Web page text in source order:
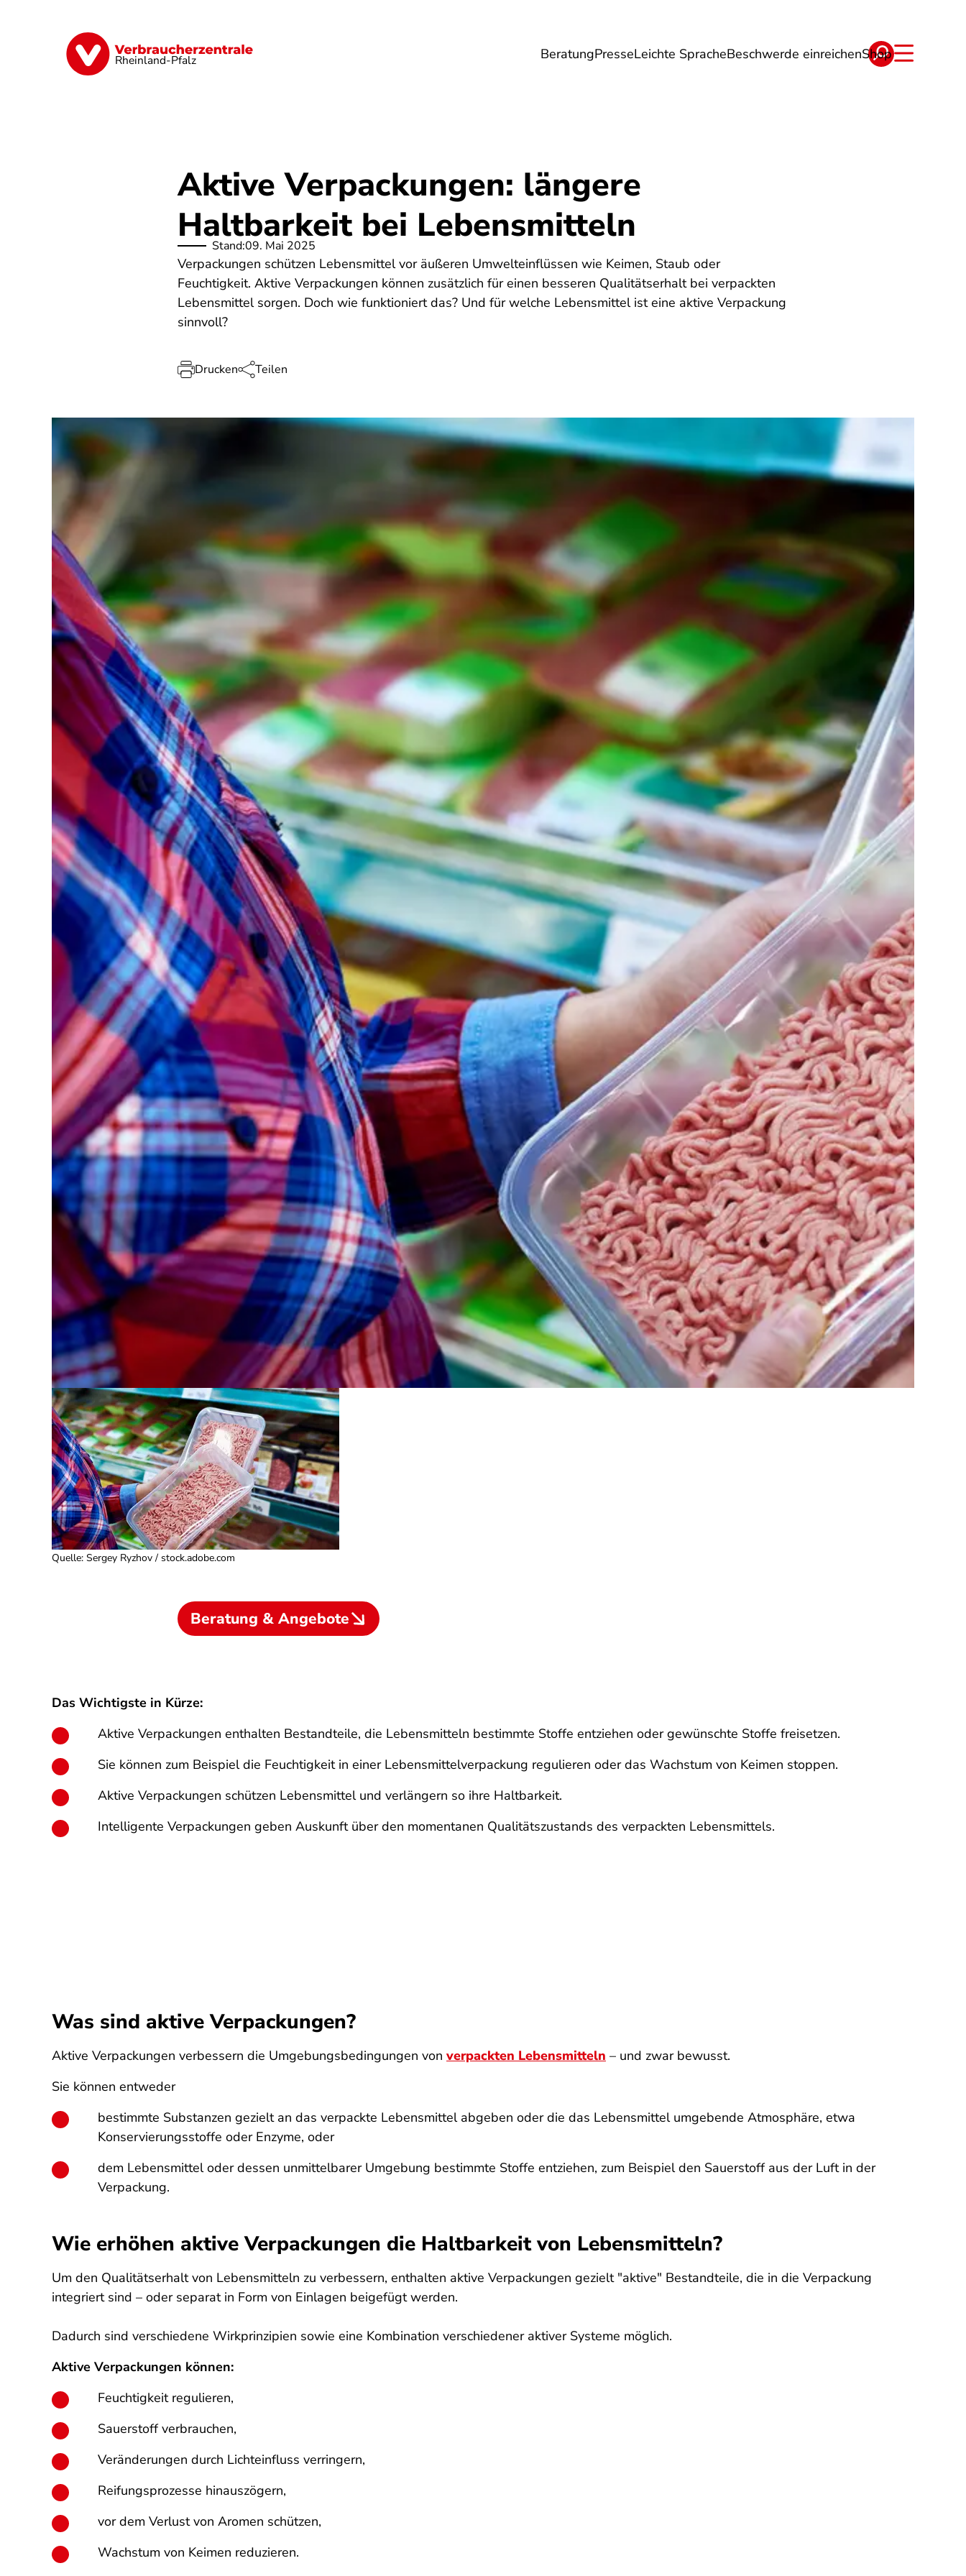
Rheinland-Pfalz BeratungPresseLeichte SpracheBeschwerde einreichenShop
Digitales Finanzen & Versicherung Gesundheit & Pflege Energie Reise Verträge
Aktive Verpackungen: längere
Haltbarkeit bei Lebensmitteln
Stand:09. Mai 2025
Verpackungen schützen Lebensmittel vor äußeren Umwelteinflüssen wie Keimen, Staub oder
Feuchtigkeit. Aktive Verpackungen können zusätzlich für einen besseren Qualitätserhalt bei verpackten
Lebensmittel sorgen. Doch wie funktioniert das? Und für welche Lebensmittel ist eine aktive Verpackung
sinnvoll?
Drucken Teilen
Quelle: Sergey Ryzhov / stock.adobe.com
Beratung & Angebote
Das Wichtigste in Kürze:
Aktive Verpackungen enthalten Bestandteile, die Lebensmitteln bestimmte Stoffe entziehen oder gewünschte Stoffe freisetzen.
Sie können zum Beispiel die Feuchtigkeit in einer Lebensmittelverpackung regulieren oder das Wachstum von Keimen stoppen.
Aktive Verpackungen schützen Lebensmittel und verlängern so ihre Haltbarkeit.
Intelligente Verpackungen geben Auskunft über den momentanen Qualitätszustands des verpackten Lebensmittels.
Was sind aktive Verpackungen?
Aktive Verpackungen verbessern die Umgebungsbedingungen von verpackten Lebensmitteln – und zwar bewusst.
Sie können entweder
bestimmte Substanzen gezielt an das verpackte Lebensmittel abgeben oder die das Lebensmittel umgebende Atmosphäre, etwa
Konservierungsstoffe oder Enzyme, oder
dem Lebensmittel oder dessen unmittelbarer Umgebung bestimmte Stoffe entziehen, zum Beispiel den Sauerstoff aus der Luft in der
Verpackung.
Wie erhöhen aktive Verpackungen die Haltbarkeit von Lebensmitteln?
Um den Qualitätserhalt von Lebensmitteln zu verbessern, enthalten aktive Verpackungen gezielt "aktive" Bestandteile, die in die Verpackung
integriert sind – oder separat in Form von Einlagen beigefügt werden.
Dadurch sind verschiedene Wirkprinzipien sowie eine Kombination verschiedener aktiver Systeme möglich.
Aktive Verpackungen können:
Feuchtigkeit regulieren,
Sauerstoff verbrauchen,
Veränderungen durch Lichteinfluss verringern,
Reifungsprozesse hinauszögern,
vor dem Verlust von Aromen schützen,
Wachstum von Keimen reduzieren.